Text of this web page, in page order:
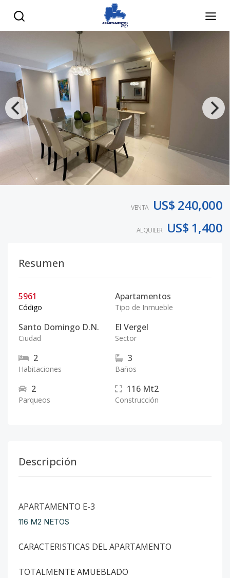
VENTA US$ 240,000
ALQUILER US$ 1,400
Resumen
5961
Código
Apartamentos
Tipo de Inmueble
Santo Domingo D.N.
Ciudad
El Vergel
Sector
2
Habitaciones
3
Baños
2
Parqueos
116 Mt2
Construcción
Descripción
APARTAMENTO E-3
116 M2 NETOS
CARACTERISTICAS DEL APARTAMENTO
TOTALMENTE AMUEBLADO